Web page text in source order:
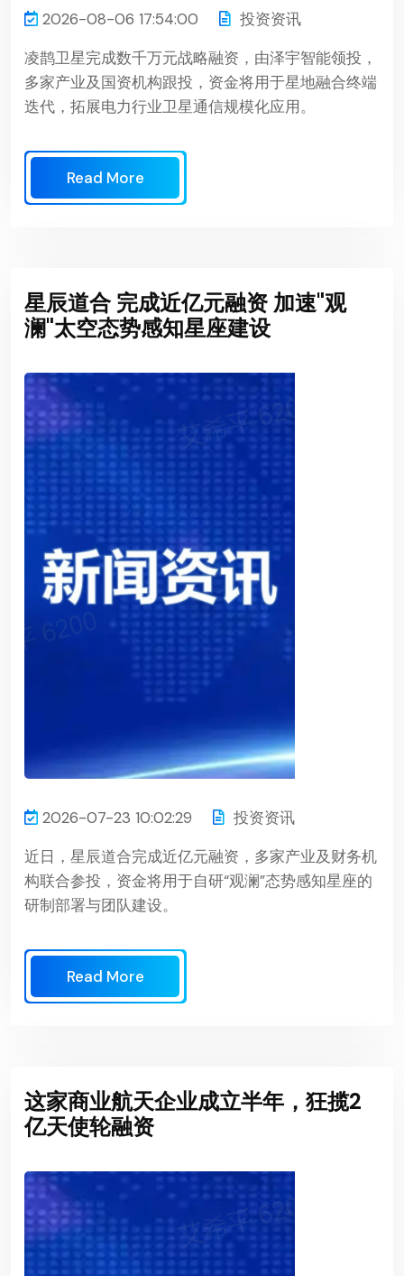
2026-08-06 17:54:00
投资资讯
凌鹊卫星完成数千万元战略融资，由泽宇智能领投，
多家产业及国资机构跟投，资金将用于星地融合终端
迭代，拓展电力行业卫星通信规模化应用。
Read More
星辰道合 完成近亿元融资 加速"观
澜"太空态势感知星座建设
2026-07-23 10:02:29
投资资讯
近日，星辰道合完成近亿元融资，多家产业及财务机
构联合参投，资金将用于自研“观澜”态势感知星座的
研制部署与团队建设。
Read More
这家商业航天企业成立半年，狂揽2
亿天使轮融资